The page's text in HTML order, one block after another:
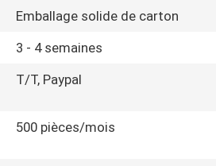
Emballage solide de carton
3 - 4 semaines
T/T, Paypal
500 pièces/mois